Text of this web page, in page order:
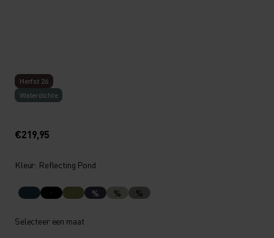
Herfst 26
Waterdichte
€219,95
Kleur: Reflecting Pond
% % %
Selecteer een maat